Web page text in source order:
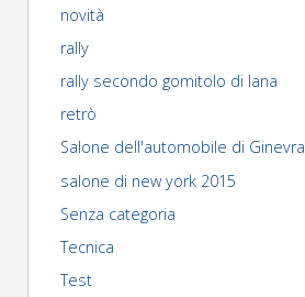
novità
rally
rally secondo gomitolo di lana
retrò
Salone dell'automobile di Ginevra
salone di new york 2015
Senza categoria
Tecnica
Test